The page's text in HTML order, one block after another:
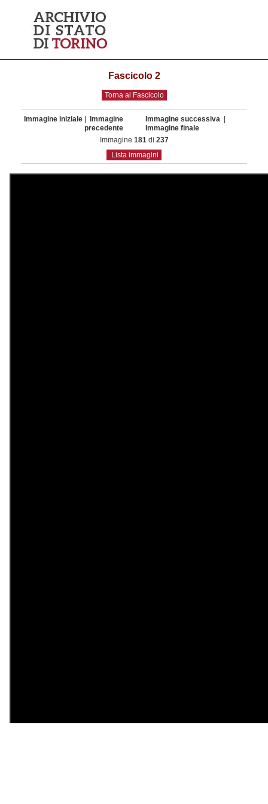
Fascicolo 2
Torna al Fascicolo
Immagine iniziale
Immagine
precedente
Immagine successiva
Immagine finale
Immagine 181di 237
Lista immagini